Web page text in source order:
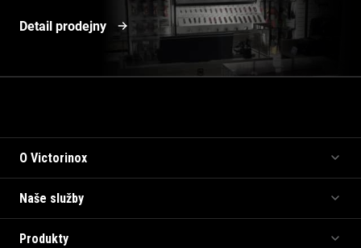
Detail prodejny
O Victorinox
Naše služby
Produkty